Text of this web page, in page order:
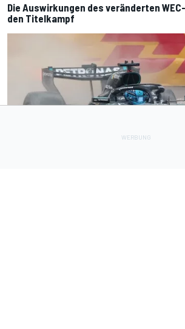
Die Auswirkungen des veränderten
den Titelkampf